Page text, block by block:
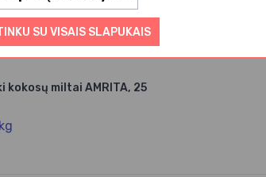
SU VISAIS SLAPUKAIS
kokosų miltai AMRITA, 25